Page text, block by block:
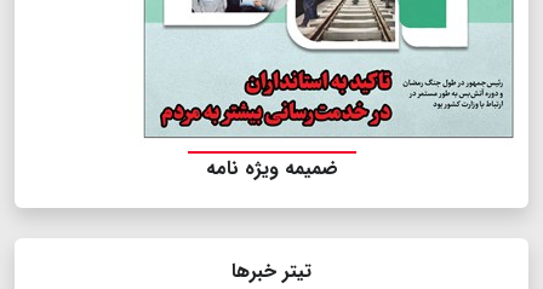
ضمیمه ویژه نامه
تیتر خبرها